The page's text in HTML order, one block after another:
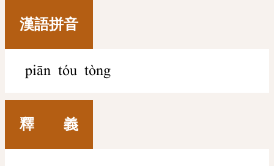
漢語拼音
piān tóu tòng
釋 義